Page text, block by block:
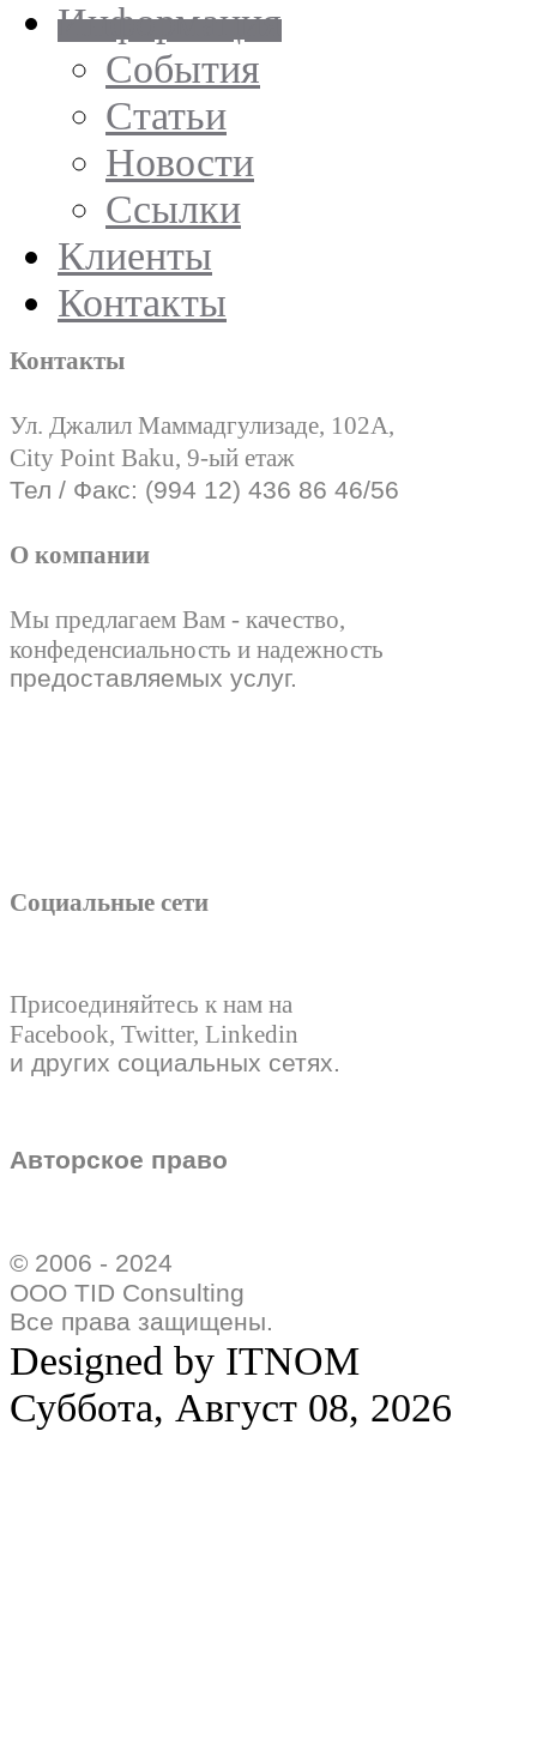
Информация
События
Статьи
Новости
Ссылки
Клиенты
Контакты
Контакты
Ул. Джалил Маммадгулизаде, 102А,
City Point Baku, 9-ый етаж
Тел / Факс: (994 12) 436 86 46/56
О компании
Мы предлагаем Вам - качество,
конфеденсиальность и надежность
предоставляемых услуг.
Социальные сети
Присоединяйтесь к нам на
Facebook, Twitter, Linkedin
и других социальных сетях.
Авторское право
© 2006 - 2024
ООО TID Consulting
Все права защищены.
Designed by ITNOM
Суббота, Август 08, 2026